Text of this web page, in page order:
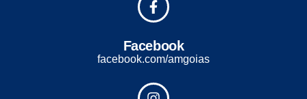
Facebook
facebook.com/amgoias